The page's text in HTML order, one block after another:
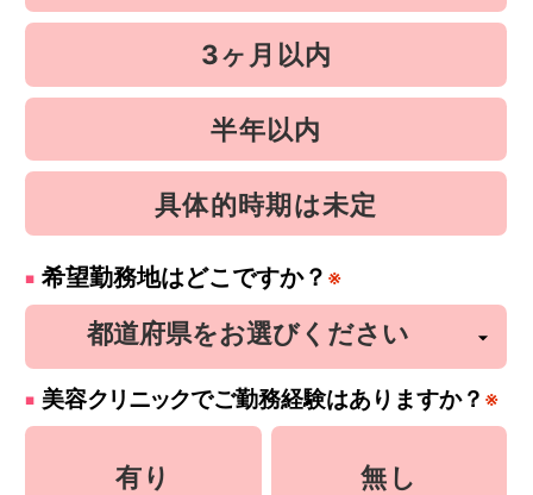
3ヶ月以内
半年以内
具体的時期は未定
希望勤務地はどこですか？ ※
美容クリニックでご勤務経験はありますか？ ※
有り 無し